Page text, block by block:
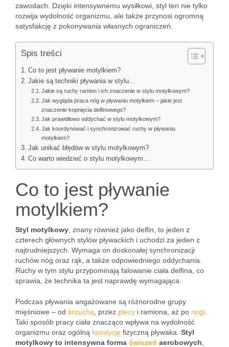
zawodach. Dzięki intensywnemu wysiłkowi, styl ten nie tylko
rozwija wydolność organizmu, ale także przynosi ogromną
satysfakcję z pokonywania własnych ograniczeń.
Spis treści
Co to jest pływanie motylkiem?
Jakie są techniki pływania w stylu…
Jakie są ruchy ramion i ich znaczenie w stylu motylkowym?
Jak wygląda praca nóg w pływaniu motylkiem – jakie jest
znaczenie kopnięcia delfinowego?
Jak prawidłowo oddychać w stylu motylkowym?
Jak koordynować i synchronizować ruchy w pływaniu
motylkiem?
Jak unikać błędów w stylu motylkowym?
Co warto wiedzieć o stylu motylkowym…
Co to jest pływanie
motylkiem?
Styl motylkowy , znany również jako delfin, to jeden z
czterech głównych stylów pływackich i uchodzi za jeden z
najtrudniejszych. Wymaga on doskonałej synchronizacji
ruchów nóg oraz rąk, a także odpowiedniego oddychania.
Ruchy w tym stylu przypominają falowanie ciała delfina, co
sprawia, że technika ta jest naprawdę wymagająca.
Podczas pływania angażowane są różnorodne grupy
mięśniowe – od brzucha , przez plecy i ramiona, aż po nogi
Taki sposób pracy ciała znacząco wpływa na wydolność
organizmu oraz ogólną kondycję fizyczną pływaka. Styl
motylkowy to intensywna forma ćwiczeń aerobowych